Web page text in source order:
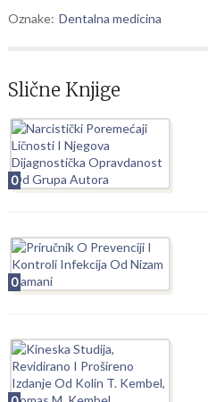
Oznake: Dentalna medicina
Slične Knjige
0
0